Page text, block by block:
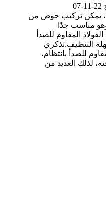
يمكن تركيب حوض من
وهو مناسب جدًا
المقاوم للصدأ
التنظيف.تذكري
للصدأ بانتظام،
لذلك العديد من